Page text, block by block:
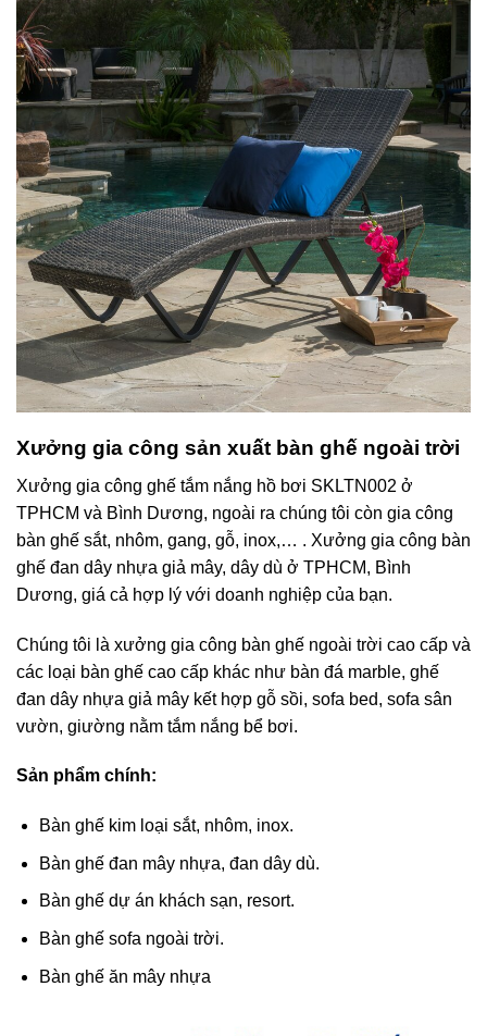
Xưởng gia công sản xuất bàn ghế ngoài trời
Xưởng gia công ghế tắm nắng hồ bơi SKLTN002 ở
TPHCM và Bình Dương, ngoài ra chúng tôi còn gia công
bàn ghế sắt, nhôm, gang, gỗ, inox,… . Xưởng gia công bàn
ghế đan dây nhựa giả mây, dây dù ở TPHCM, Bình
Dương, giá cả hợp lý với doanh nghiệp của bạn.
Chúng tôi là xưởng gia công bàn ghế ngoài trời cao cấp và
các loại bàn ghế cao cấp khác như bàn đá marble, ghế
đan dây nhựa giả mây kết hợp gỗ sồi, sofa bed, sofa sân
vườn, giường nằm tắm nắng bể bơi.
Sản phẩm chính:
Bàn ghế kim loại sắt, nhôm, inox.
Bàn ghế đan mây nhựa, đan dây dù.
Bàn ghế dự án khách sạn, resort.
Bàn ghế sofa ngoài trời.
Bàn ghế ăn mây nhựa